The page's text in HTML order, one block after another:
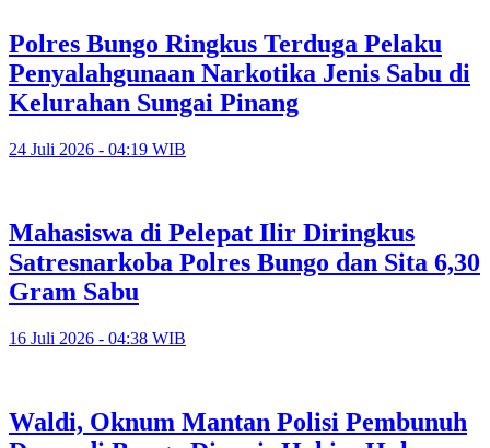
Polres Bungo Ringkus Terduga Pelaku
Penyalahgunaan Narkotika Jenis Sabu di
Kelurahan Sungai Pinang
24 Juli 2026 - 04:19 WIB
Mahasiswa di Pelepat Ilir Diringkus
Satresnarkoba Polres Bungo dan Sita 6,30
Gram Sabu
16 Juli 2026 - 04:38 WIB
Waldi, Oknum Mantan Polisi Pembunuh